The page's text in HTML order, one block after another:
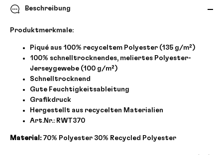
Beschreibung
Produktmerkmale:
Piqué aus 100% recyceltem Polyester (135 g/m²)
100% schnelltrocknendes, meliertes Polyester-
Jerseygewebe (100 g/m²)
Schnelltrocknend
Gute Feuchtigkeitsableitung
Grafikdruck
Hergestellt aus recycelten Materialien
Art.Nr.: RWT370
Material:70% Polyester 30% Recycled Polyester